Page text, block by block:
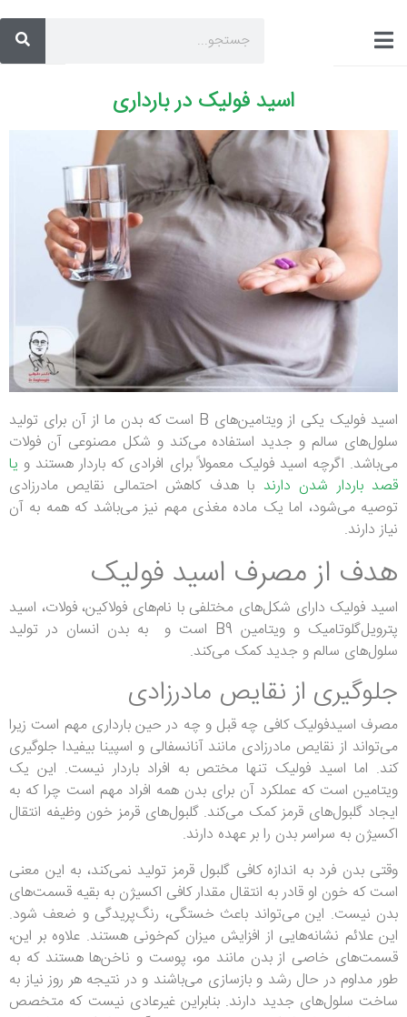
اسید فولیک در بارداری
اسید فولیک یکی از ویتامین‌های B است که بدن ما از آن برای تولید
سلول‌های سالم و جدید استفاده می‌کند و شکل مصنوعی آن فولات
می‌باشد. اگرچه اسید فولیک معمولاً برای افرادی که باردار هستند و یا
قصد باردار شدن دارند با هدف کاهش احتمالی نقایص مادرزادی
توصیه می‌شود، اما یک ماده مغذی مهم نیز می‌باشد که همه به آن
نیاز دارند.
هدف از مصرف اسید فولیک
اسید فولیک دارای شکل‌های مختلفی با نام‌های فولاکین، فولات، اسید
پترویل‌گلوتامیک و ویتامین B9 است و به بدن انسان در تولید
سلول‌های سالم و جدید کمک می‌کند.
جلوگیری از نقایص مادرزادی
مصرف اسیدفولیک کافی چه قبل و چه در حین بارداری مهم است زیرا
می‌تواند از نقایص مادرزادی مانند آنانسفالی و اسپینا بیفیدا جلوگیری
کند. اما اسید فولیک تنها مختص به افراد باردار نیست. این یک
ویتامین است که عملکرد آن برای بدن همه افراد مهم است چرا که به
ایجاد گلبول‌های قرمز کمک می‌کند. گلبول‌های قرمز خون وظیفه انتقال
اکسیژن به سراسر بدن را بر عهده دارند.
وقتی بدن فرد به اندازه کافی گلبول قرمز تولید نمی‌کند، به این معنی
است که خون او قادر به انتقال مقدار کافی اکسیژن به بقیه قسمت‌های
بدن نیست. این می‌تواند باعث خستگی، رنگ‌پریدگی و ضعف شود.
این علائم نشانه‌هایی از افزایش میزان کم‌خونی هستند. علاوه بر این،
قسمت‌های خاصی از بدن مانند مو، پوست و ناخن‌ها هستند که به
طور مداوم در حال رشد و بازسازی می‌باشند و در نتیجه هر روز نیاز به
ساخت سلول‌های جدید دارند. بنابراین غیرعادی نیست که متخصص